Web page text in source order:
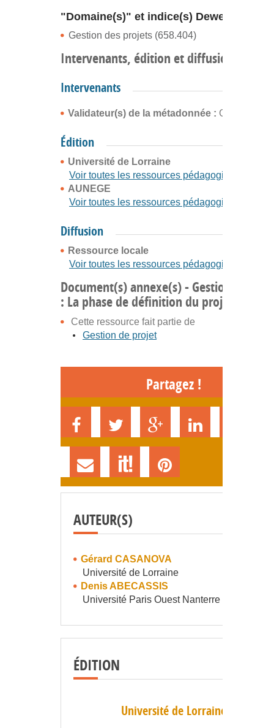
"Domaine(s)" et indice(s) Dewey
Gestion des projets (658.404)
Intervenants, édition et diffusion
Intervenants
Validateur(s) de la métadonnée : Gérald
Édition
Université de Lorraine
Voir toutes les ressources pédagogiques
AUNEGE
Voir toutes les ressources pédagogiques
Diffusion
Ressource locale
Voir toutes les ressources pédagogiques
Document(s) annexe(s) - Gestion de
: La phase de définition du projet
Cette ressource fait partie de
Gestion de projet
Partagez !
AUTEUR(S)
Gérard CASANOVA
Université de Lorraine
Denis ABECASSIS
Université Paris Ouest Nanterre La Défense
ÉDITION
Université de Lorraine